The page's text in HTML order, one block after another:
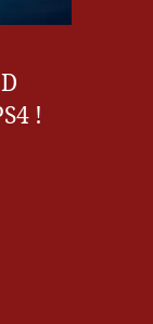
!